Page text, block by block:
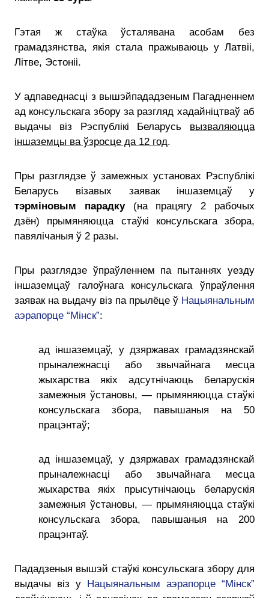
Гэтая ж стаўка ўсталявана асобам без
грамадзянства, якія стала пражываюць у Латвіі,
Літве, Эстоніі.
У адпаведнасці з вышэйпададзеным Пагадненнем
ад консульскага збору за разгляд хадайніцтваў аб
выдачы віз Рэспублікі Беларусь вызваляюцца
іншаземцы ва ўзросце да 12 год.
Пры разглядзе ў замежных установах Рэспублікі
Беларусь візавых заявак іншаземцаў у
тэрміновым парадку(на працягу 2 рабочых
дзён) прымяняюцца стаўкі консульскага збора,
павялічаныя ў 2 разы.
Пры разглядзе ўпраўленнем па пытаннях уезду
іншаземцаў галоўнага консульскага ўпраўлення
заявак на выдачу віз па прылёце ў Нацыянальным
аэрапорце “Мінск”:
ад іншаземцаў, у дзяржавах грамадзянскай
прыналежнасці або звычайнага месца
жыхарства якіх адсутнічаюць беларускія
замежныя ўстановы, — прымяняюцца стаўкі
консульскага збора, павышаныя на 50
працэнтаў;
ад іншаземцаў, у дзяржавах грамадзянскай
прыналежнасці або звычайнага месца
жыхарства якіх прысутнічаюць беларускія
замежныя ўстановы, — прымяняюцца стаўкі
консульскага збора, павышаныя на 200
працэнтаў.
Пададзеныя вышэй стаўкі консульскага збору для
выдачы віз у Нацыянальным аэрапорце “Мінск”